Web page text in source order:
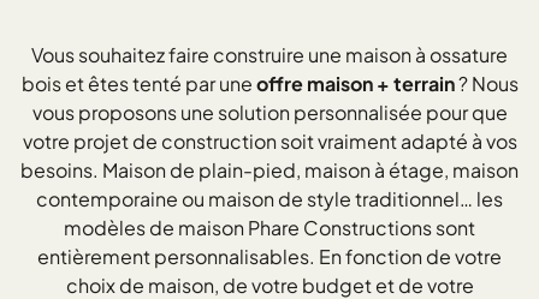
Vous souhaitez faire construire une maison à ossature
bois et êtes tenté par uneoffre maison + terrain? Nous
vous proposons une solution personnalisée pour que
votre projet de construction soit vraiment adapté à vos
besoins. Maison de plain-pied, maison à étage, maison
contemporaine ou maison de style traditionnel… les
modèles de maison Phare Constructions sont
entièrement personnalisables. En fonction de votre
choix de maison, de votre budget et de votre